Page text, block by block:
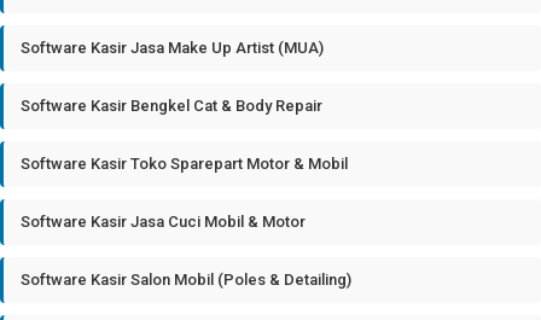
Software Kasir Jasa Make Up Artist (MUA)
Software Kasir Bengkel Cat & Body Repair
Software Kasir Toko Sparepart Motor & Mobil
Software Kasir Jasa Cuci Mobil & Motor
Software Kasir Salon Mobil (Poles & Detailing)